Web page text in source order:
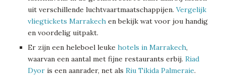
uit verschillende luchtvaartmaatschappijen. Vergelijk
vliegtickets Marrakech en bekijk wat voor jou handig
en voordelig uitpakt.
Er zijn een heleboel leuke hotels in Marrakech,
waarvan een aantal met fijne restaurants erbij. Riad
Dyor is een aanrader, net als Riu Tikida Palmeraie.